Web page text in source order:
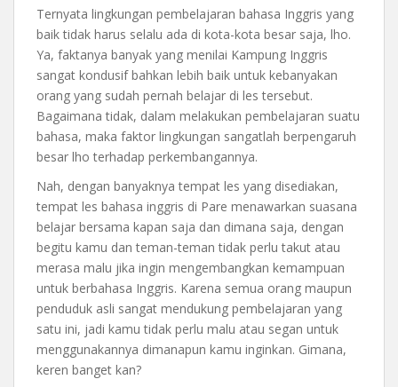
Ternyata lingkungan pembelajaran bahasa Inggris yang
baik tidak harus selalu ada di kota-kota besar saja, lho.
Ya, faktanya banyak yang menilai Kampung Inggris
sangat kondusif bahkan lebih baik untuk kebanyakan
orang yang sudah pernah belajar di les tersebut.
Bagaimana tidak, dalam melakukan pembelajaran suatu
bahasa, maka faktor lingkungan sangatlah berpengaruh
besar lho terhadap perkembangannya.
Nah, dengan banyaknya tempat les yang disediakan,
tempat les bahasa inggris di Pare menawarkan suasana
belajar bersama kapan saja dan dimana saja, dengan
begitu kamu dan teman-teman tidak perlu takut atau
merasa malu jika ingin mengembangkan kemampuan
untuk berbahasa Inggris. Karena semua orang maupun
penduduk asli sangat mendukung pembelajaran yang
satu ini, jadi kamu tidak perlu malu atau segan untuk
menggunakannya dimanapun kamu inginkan. Gimana,
keren banget kan?